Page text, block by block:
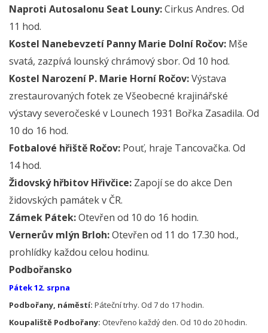
Naproti Autosalonu Seat Louny:Cirkus Andres. Od
11 hod.
Kostel Nanebevzetí Panny Marie Dolní Ročov: Mše
svatá, zazpívá lounský chrámový sbor. Od 10 hod.
Kostel Narození P. Marie Horní Ročov:Výstava
zrestaurovaných fotek ze Všeobecné krajinářské
výstavy severočeské v Lounech 1931 Bořka Zasadila. Od
10 do 16 hod.
Fotbalové hřiště Ročov: Pouť, hraje Tancovačka. Od
14 hod.
Židovský hřbitov Hřivčice: Zapojí se do akce Den
židovských památek v ČR.
Zámek Pátek:Otevřen od 10 do 16 hodin.
Vernerův mlýn Brloh:Otevřen od 11 do 17.30 hod.,
prohlídky každou celou hodinu.
Podbořansko
Pátek 12. srpna
Podbořany, náměstí: Páteční trhy. Od 7 do 17 hodin.
Koupaliště Podbořany: Otevřeno každý den. Od 10 do 20 hodin.